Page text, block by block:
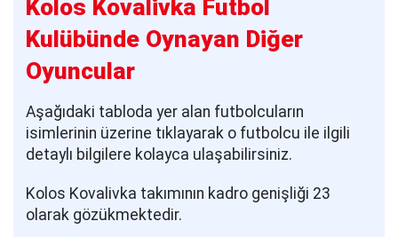
Kolos Kovalivka Futbol
Kulübünde Oynayan Diğer
Oyuncular
Aşağıdaki tabloda yer alan futbolcuların
isimlerinin üzerine tıklayarak o futbolcu ile ilgili
detaylı bilgilere kolayca ulaşabilirsiniz.
Kolos Kovalivka takımının kadro genişliği 23
olarak gözükmektedir.